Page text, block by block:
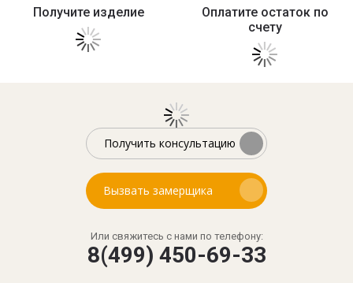
Получите изделие
Оплатите остаток по
счету
Получить консультацию
Вызвать замерщика
Или свяжитесь с нами по телефону:
8(499) 450-69-33